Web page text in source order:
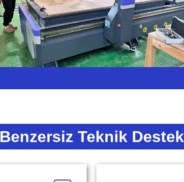
Benzersiz Teknik Destek